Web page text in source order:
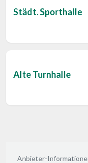
Städt. Sporthalle
Alte Turnhalle
Anbieter-